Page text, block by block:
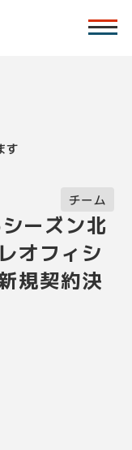
す
チーム
ーズン北
オフィシ
規契約決